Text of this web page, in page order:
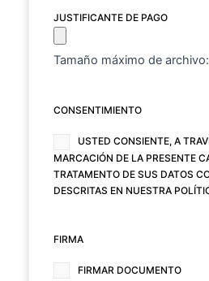
JUSTIFICANTE DE PAGO
Tamaño máximo de
CONSENTIMIENTO
USTED CONSIENTE, A
MARCACIÓN DE LA PRESENTE
TRATAMENTO DE SUS DATOS
DESCRITAS EN NUESTRA
FIRMA
FIRMAR DOCUMENTO